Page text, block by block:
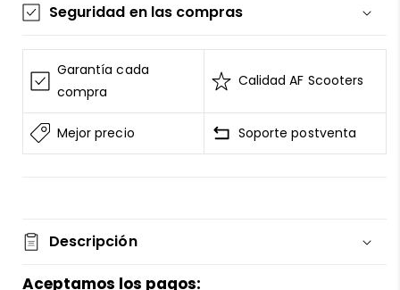
SCOOTERS!SCOOTERS!
Seguridad en las compras
La información de las tarjetas se mantiene
segura y sin riesgos
AF SCOOTERS
sigue el Estándar de Seguridad de
Datos para la Industria de Tarjeta de Pago
Todos los datos están cifrados
AF SCOOTERSbajo ninguna circunstancia
Entrega garantizada
Garantía cada
compra
Calidad AF Scooters
Mejor precio Soporte postventa
Descripción
Guardabarros trasero para patinete
Aceptamos los pagos: